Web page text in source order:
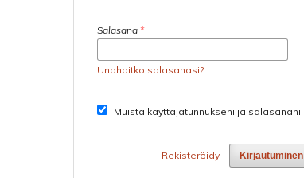
Salasana *
Unohditko salasanasi?
Muista käyttäjätunnukseni ja salasanani
Kirjautuminen
Rekisteröidy